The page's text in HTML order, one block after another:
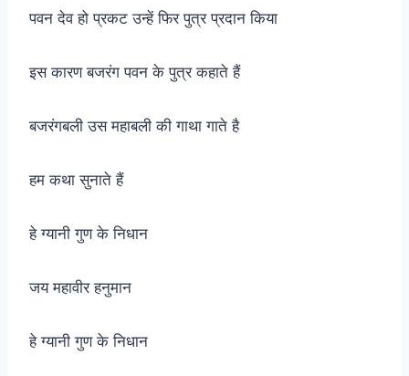
पवन देव हो प्रकट उन्हें फिर पुत्र प्रदान किया
इस कारण बजरंग पवन के पुत्र कहाते हैं
बजरंगबली उस महाबली की गाथा गाते है
हम कथा सुनाते हैं
हे ग्यानी गुण के निधान
जय महावीर हनुमान
हे ग्यानी गुण के निधान